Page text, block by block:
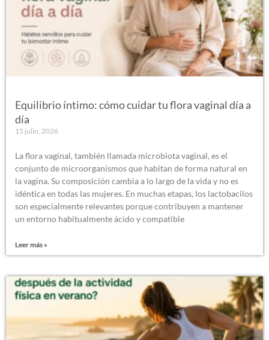
Equilibrio íntimo: cómo cuidar tu flora vaginal día a
día
15 julio, 2026
La flora vaginal, también llamada microbiota vaginal, es el
conjunto de microorganismos que habitan de forma natural en
la vagina. Su composición cambia a lo largo de la vida y no es
idéntica en todas las mujeres. En muchas etapas, los lactobacilos
son especialmente relevantes porque contribuyen a mantener
un entorno habitualmente ácido y compatible
Leer más »